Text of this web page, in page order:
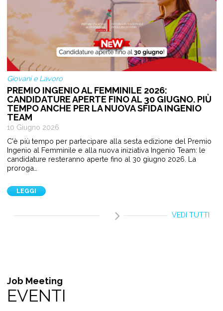
Giovani e Lavoro
PREMIO INGENIO AL FEMMINILE 2026:
CANDIDATURE APERTE FINO AL 30 GIUGNO. PIÙ
TEMPO ANCHE PER LA NUOVA SFIDA INGENIO
TEAM
10 Giugno 2026
C'è più tempo per partecipare alla sesta edizione del Premio
Ingenio al Femminile e alla nuova iniziativa Ingenio Team: le
candidature resteranno aperte fino al 30 giugno 2026. La
proroga…
LEGGI
VEDI TUTTI
Job Meeting
EVENTI